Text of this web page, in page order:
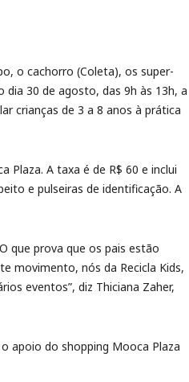
o cachorro (Coleta), os super-
dia 30 de agosto, das 9h às 13h, a
crianças de 3 a 8 anos à prática
Plaza. A taxa é de R$ 60 e inclui
e pulseiras de identificação. A
que prova que os pais estão
movimento, nós da Recicla Kids,
eventos”, diz Thiciana Zaher,
apoio do shopping Mooca Plaza